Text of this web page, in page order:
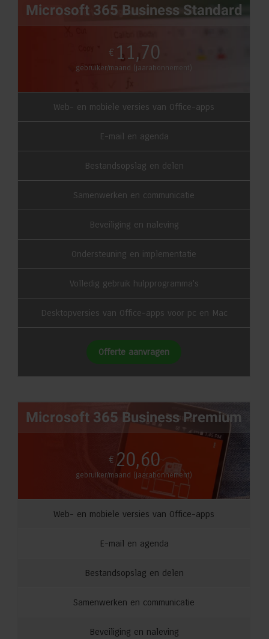
Microsoft 365 Business Standard
€ 11,70
gebruiker/maand (jaarabonnement)
Web- en mobiele versies van Office-apps
E-mail en agenda
Bestandsopslag en delen
Samenwerken en communicatie
Beveiliging en naleving
Ondersteuning en implementatie
Volledig gebruik hulpprogramma's
Desktopversies van Office-apps voor pc en Mac
Offerte aanvragen
Microsoft 365 Business Premium
€ 20,60
gebruiker/maand (jaarabonnement)
Web- en mobiele versies van Office-apps
E-mail en agenda
Bestandsopslag en delen
Samenwerken en communicatie
Beveiliging en naleving